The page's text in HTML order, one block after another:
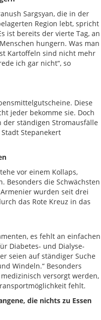
Sargsyan, die in der
Region lebt, spricht
ist bereits der vierte Tag, an
hungern. Was man
Kartoffeln sind nicht mehr
ich gar nicht“, so
Diese
jeder bekomme sie. Doch
der ständigen Stromausfälle
Stepanekert
vor einem Kollaps,
Besonders die Schwächsten
wurden seit drei
das Rote Kreuz in das
es fehlt an einfachen
Diabetes- und Dialyse-
seien auf ständiger Suche
Windeln.“ Besonders
versorgt werden,
fehlt.
die nichts zu Essen